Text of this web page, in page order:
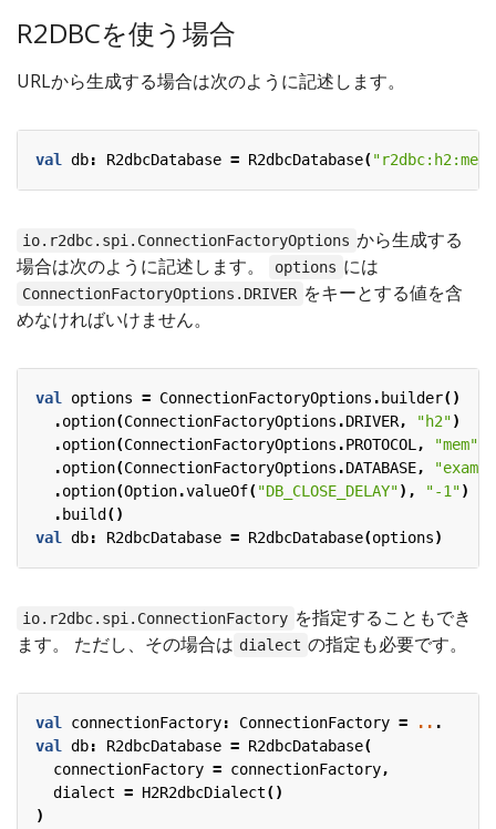
R2DBCを使う場合
URLから生成する場合は次のように記述します。
val db: R2dbcDatabase = R2dbcDatabase(
io.r2dbc.spi.ConnectionFactoryOptions から生成する
場合は次のように記述します。
options には
ConnectionFactoryOptions.DRIVER をキーとする値を含
めなければいけません。
val options = ConnectionFactoryOptions . builder()
.option(ConnectionFactoryOptions .DRIVER, "h2")
.option(ConnectionFactoryOptions .PROTOCOL , "mem"
.option(ConnectionFactoryOptions .DATABASE,
.option(Option.valueOf("DB_CLOSE_DELAY"), "-1")
. build ()
val
db: R2dbcDatabase = R2dbcDatabase(options)
io.r2dbc.spi.ConnectionFactory を指定することもでき
ます。 ただし、その場合は dialect の指定も必要です。
val connectionFactory: ConnectionFactory = .. .
val
db: R2dbcDatabase = R2dbcDatabase(
connectionFactory = connectionFactory,
dialect = H2R2dbcDialect()
)